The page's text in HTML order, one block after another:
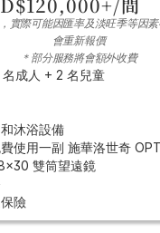
實際可能因匯率及淡旺季等因
會重新報價
＊部分服務將會額外收費
成人 + 2 名兒童
沐浴設備
使用一副 施華洛世奇
雙筒望遠鏡
險